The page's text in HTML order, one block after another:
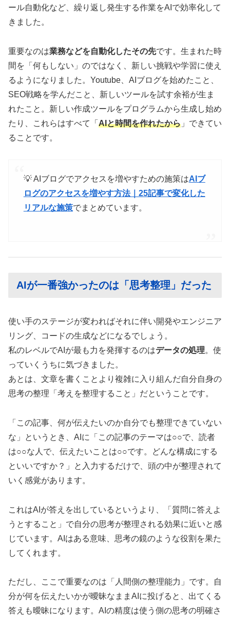
ール自動化など、繰り返し発生する作業をAIで効率化して
きました。
重要なのは業務などを自動化したその先です。生まれた時
間を「何もしない」のではなく、新しい挑戦や学習に使え
るようになりました。Youtube、AIブログを始めたこと、
SEO戦略を学んだこと、新しいツールを試す余裕が生ま
れたこと。新しい作成ツールをプログラムから生成し始め
たり、これらはすべて「 AIと時間を作れたから 」できてい
ることです。
💡 AIブログでアクセスを増やすための施策はAIブ
ログのアクセスを増やす方法｜25記事で変化した
リアルな施策でまとめています。
AIが一番強かったのは「思考整理」だった
使い手のステージが変わればそれに伴い開発やエンジニア
リング、コードの生成などになるでしょう。
私のレベルでAIが最も力を発揮するのはデータの処理。使
っていくうちに気づきました。
あとは、文章を書くことより複雑に入り組んだ自分自身の
思考の整理「考えを整理すること」だということです。
「この記事、何が伝えたいのか自分でも整理できていない
な」というとき、AIに「この記事のテーマは○○で、読者
は○○な人で、伝えたいことは○○です。どんな構成にする
といいですか？」と入力するだけで、頭の中が整理されて
いく感覚があります。
これはAIが答えを出しているというより、「質問に答えよ
うとすること」で自分の思考が整理される効果に近いと感
じています。AIはある意味、思考の鏡のような役割を果た
してくれます。
ただし、ここで重要なのは「人間側の整理能力」です。自
分が何を伝えたいかが曖昧なままAIに投げると、出てくる
答えも曖昧になります。AIの精度は使う側の思考の明確さ